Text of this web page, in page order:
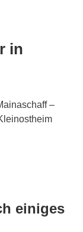
in
–
einiges